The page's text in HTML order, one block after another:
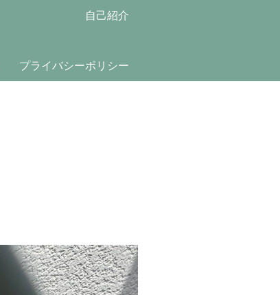
自己紹介
プライバシーポリシー